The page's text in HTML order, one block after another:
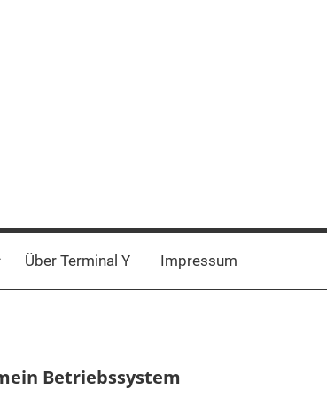
Über Terminal Y Impressum
Betriebssystem